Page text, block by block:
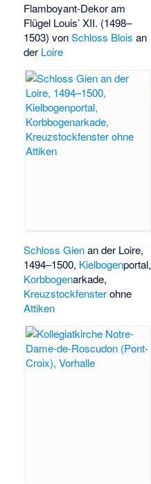
Flamboyant-Dekor am
Flügel Louis’ XII. (1498–
1503) vonSchloss Blois an
der Loire
Schloss Gienan der Loire,
1494–1500, Kielbogen­portal,
Korbbogen­arkade,
Kreuzstockfensterohne
Attiken